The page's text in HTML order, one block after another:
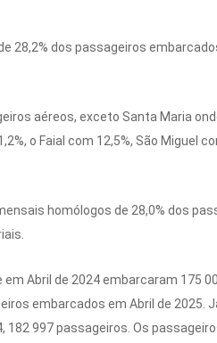
28,2% dos passageiros
aéreos, exceto Santa Maria
o Faial com 12,5%, São Miguel
homólogos de 28,0% dos
Abril de 2024 embarcaram 175
embarcados em Abril de 2025.
182 997 passageiros. Os